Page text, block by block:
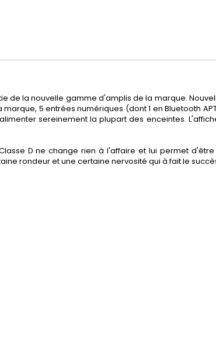
de la nouvelle gamme d'amplis de la marque.
5 entrées numériques (dont 1 en Bluetooth
sereinement la plupart des enceintes.
D ne change rien à l'affaire et lui permet
rondeur et une certaine nervosité qui à fait le